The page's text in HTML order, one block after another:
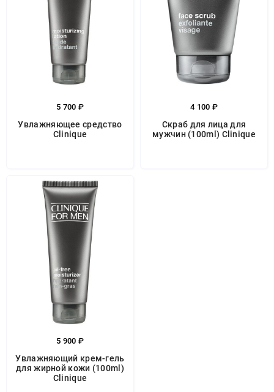
5 700 ₽
Увлажняющее средство
Clinique
4 100 ₽
Скраб для лица для
мужчин (100ml) Clinique
5 900 ₽
Увлажняющий крем-гель
для жирной кожи (100ml)
Clinique